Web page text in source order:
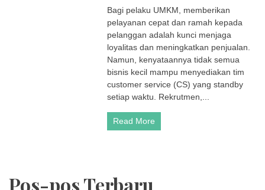
AI:
Solusi
Customer
Service
&
Hemat
untuk
UMKM
Bagi pelaku UMKM, memberikan
pelayanan cepat dan ramah kepada
pelanggan adalah kunci menjaga
loyalitas dan meningkatkan penjualan.
Namun, kenyataannya tidak semua
bisnis kecil mampu menyediakan tim
customer service (CS) yang standby
setiap waktu. Rekrutmen,...
Read More
Pos-pos Terbaru